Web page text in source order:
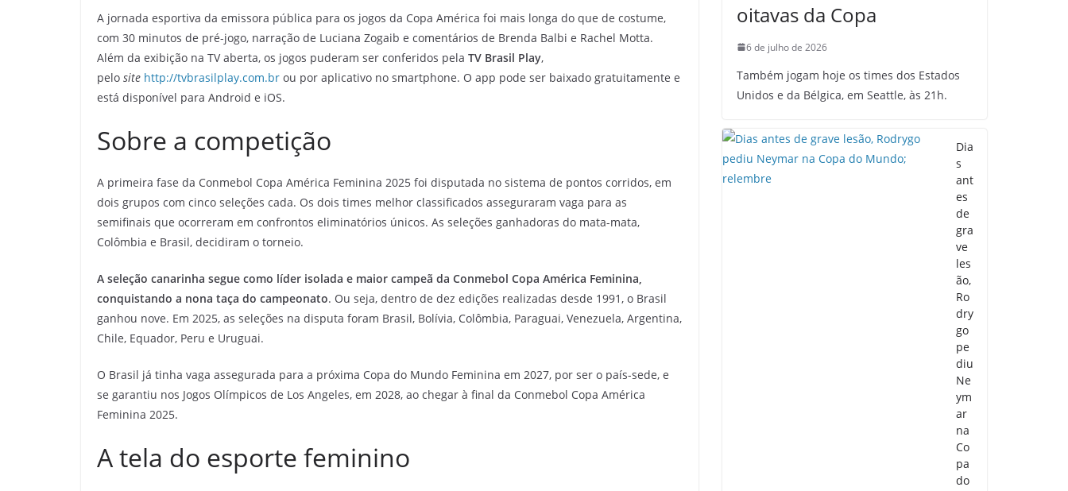
A jornada esportiva da emissora pública para os jogos da Copa América foi mais longa do que de costume,
com 30 minutos de pré-jogo, narração de Luciana Zogaib e comentários de Brenda Balbi e Rachel Motta.
Além da exibição na TV aberta, os jogos puderam ser conferidos pela TV Brasil Play,
pelo site http://tvbrasilplay.com.br ou por aplicativo no smartphone. O app pode ser baixado gratuitamente e
está disponível para Android e iOS.
Sobre a competição
A primeira fase da Conmebol Copa América Feminina 2025 foi disputada no sistema de pontos corridos, em
dois grupos com cinco seleções cada. Os dois times melhor classificados asseguraram vaga para as
semifinais que ocorreram em confrontos eliminatórios únicos. As seleções ganhadoras do mata-mata,
Colômbia e Brasil, decidiram o torneio.
A seleção canarinha segue como líder isolada e maior campeã da Conmebol Copa América Feminina,
conquistando a nona taça do campeonato. Ou seja, dentro de dez edições realizadas desde 1991, o Brasil
ganhou nove. Em 2025, as seleções na disputa foram Brasil, Bolívia, Colômbia, Paraguai, Venezuela, Argentina,
Chile, Equador, Peru e Uruguai.
O Brasil já tinha vaga assegurada para a próxima Copa do Mundo Feminina em 2027, por ser o país-sede, e
se garantiu nos Jogos Olímpicos de Los Angeles, em 2028, ao chegar à final da Conmebol Copa América
Feminina 2025.
A tela do esporte feminino
oitavas da Copa
6 de julho de 2026
Também jogam hoje os times dos Estados
Unidos e da Bélgica, em Seattle, às 21h.
Dia
s
ant
es
de
gra
ve
les
ão,
Ro
dry
go
pe
diu
Ne
ym
ar
na
Co
pa
do